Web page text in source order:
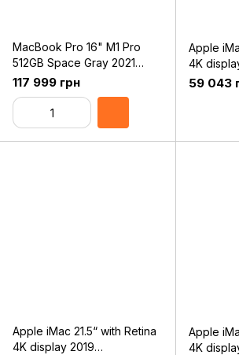
MacBook Pro 16" M1 Pro
512GB Space Gray 2021
(MK183)
117 999 грн
Apple
4K
59 043
Apple iMac 21.5“ with Retina
4K display 2019
Apple
4K